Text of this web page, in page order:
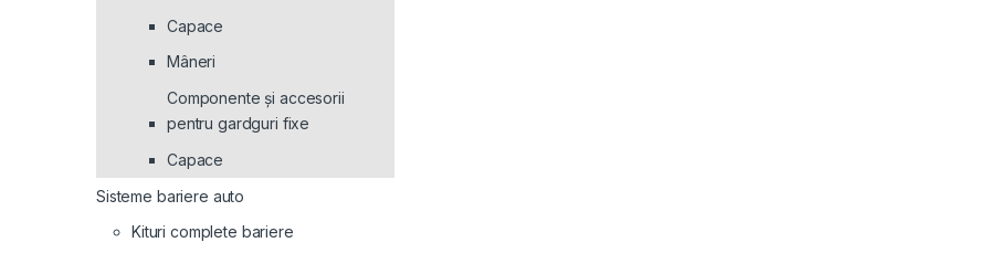
Capace
Mâneri
Componente și accesorii
pentru gardguri fixe
Capace
Sisteme bariere auto
Kituri complete bariere